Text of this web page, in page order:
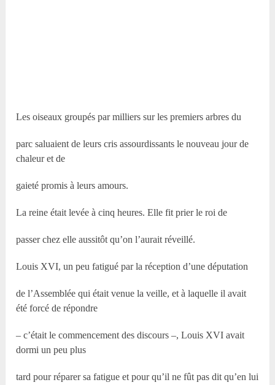
Les oiseaux groupés par milliers sur les premiers arbres du
parc saluaient de leurs cris assourdissants le nouveau jour de
chaleur et de
gaieté promis à leurs amours.
La reine était levée à cinq heures. Elle fit prier le roi de
passer chez elle aussitôt qu’on l’aurait réveillé.
Louis XVI, un peu fatigué par la réception d’une députation
de l’Assemblée qui était venue la veille, et à laquelle il avait
été forcé de répondre
– c’était le commencement des discours –, Louis XVI avait
dormi un peu plus
tard pour réparer sa fatigue et pour qu’il ne fût pas dit qu’en lui